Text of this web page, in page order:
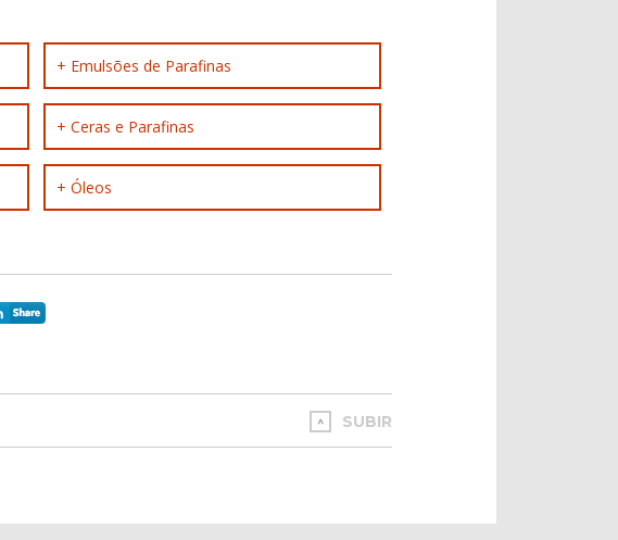
+ Emulsões de Parafinas
+ Ceras e Parafinas
+ Óleos
SUBIR